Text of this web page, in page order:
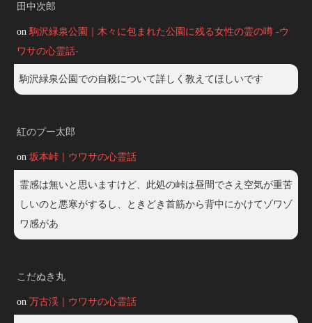
田中次郎
on 駒沢緑泉公園｜木々に包まれた公園に残る女性の霊の噂 -ウ
ワサの心霊話-
駒沢緑泉公園での自殺について詳しく教えてほしいです
紅のプー太郎
on 坂本峠｜ウワサの心霊話
霊感は無いと思いますけど、此処の峠は昼間でさえ空気が重苦
しいのと悪寒がするし、ときどき首筋から背中にかけてゾワゾ
ワ感があ
こだぬき丸
on 万古渓｜ウワサの心霊話